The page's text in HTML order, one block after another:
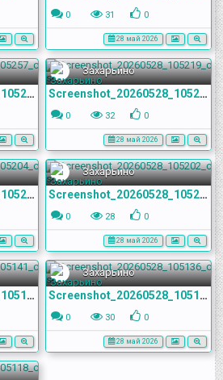
0 31 0
28 май 2026
Screenshot_20260528_105257_com.yandex.browser
Захарьино
Screenshot_20260528_105219_com.yandex.browser
0 32 0
28 май 2026
Screenshot_20260528_105204_com.yandex.browser
Захарьино
Screenshot_20260528_105202_com.yandex.browser
0 28 0
28 май 2026
Screenshot_20260528_105141_com.yandex.browser
Захарьино
Screenshot_20260528_105136_com.yandex.browser
0 30 0
28 май 2026